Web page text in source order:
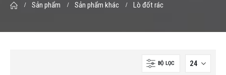
Sản phẩm Sản phẩm khác Lò đốt rác
BỘ LỌC